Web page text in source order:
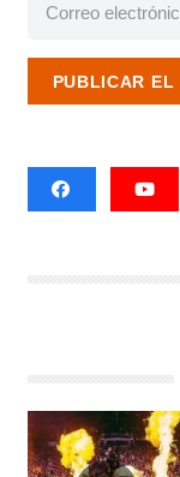
PUBLICAR EL